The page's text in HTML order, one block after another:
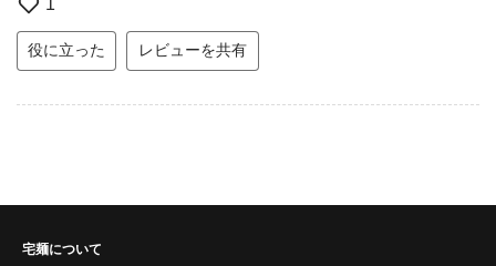
1
役に立った レビューを共有
宅麺について